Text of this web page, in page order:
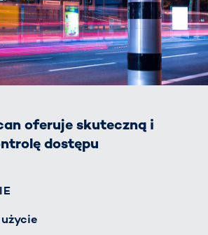
oferuje skuteczną i
dostępu